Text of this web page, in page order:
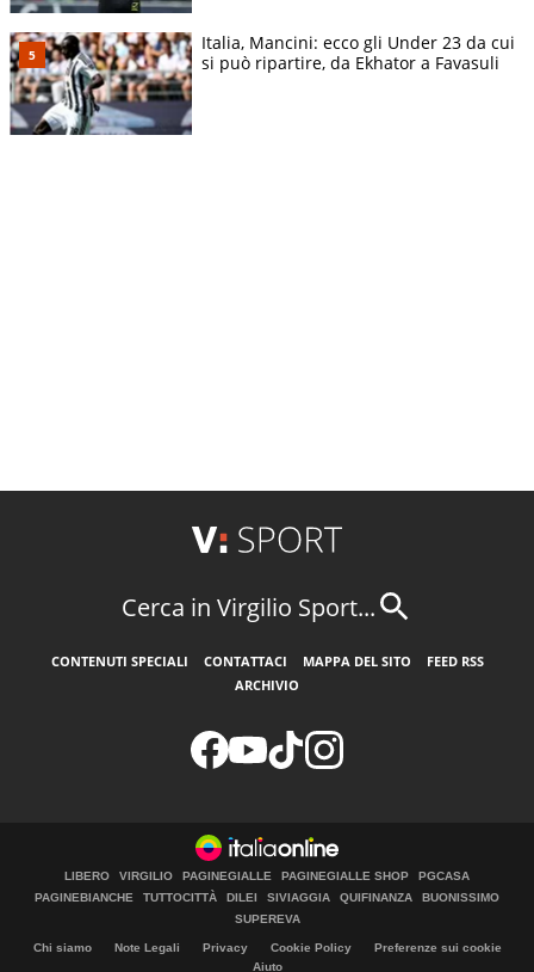
Italia, Mancini: ecco gli Under 23 da cui
si può ripartire, da Ekhator a Favasuli
Cerca in Virgilio Sport...
CONTENUTI SPECIALI CONTATTACI MAPPA DEL SITO
FEED RSS
ARCHIVIO
LIBERO VIRGILIO PAGINEGIALLE PAGINEGIALLE SHOP
PGCASA
PAGINEBIANCHE
TUTTOCITTÀ DILEI SIVIAGGIA QUIFINANZA
BUONISSIMO
SUPEREVA
Chi siamo Note Legali Privacy Cookie Policy
Preferenze sui cookie
Aiuto